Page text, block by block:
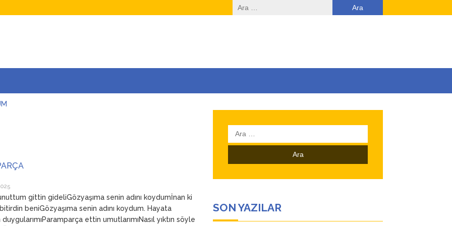
Arama:
gittin gideliGözyaşıma senin adını koydumİnan ki
beniGözyaşıma senin adını koydum. Hayata
ettin umutlarımıNasıl yıktın söyle
Arama:
SON YAZILAR